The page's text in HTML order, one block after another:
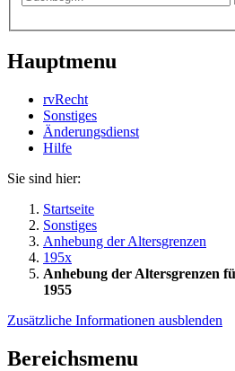
Hauptmenu
rvRecht
Sonstiges
Änderungsdienst
Hil­fe
Sie sind hier:
Startseite
Sonstiges
Anhebung der Altersgrenzen
195x
Anhebung der Altersgrenzen
1955
Zusätzliche Informationen ausblenden
Bereichsmenu